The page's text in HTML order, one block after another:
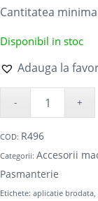
Cantitatea
Disponibil in stoc
Adauga la
COD: R496
Categorii: Accesorii
Pasmanterie
Etichete: aplicatie brodata,